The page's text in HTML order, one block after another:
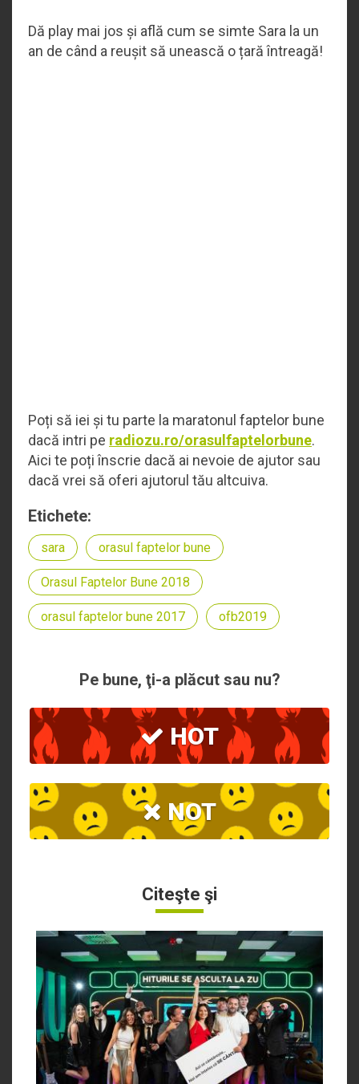
Dă play mai jos și află cum se simte Sara la un
an de când a reușit să unească o țară întreagă!
Poți să iei și tu parte la maratonul faptelor bune
dacă intri pe radiozu.ro/orasulfaptelorbune.
Aici te poți înscrie dacă ai nevoie de ajutor sau
dacă vrei să oferi ajutorul tău altcuiva.
Etichete:
sara orasul faptelor bune
Orasul Faptelor Bune 2018
orasul faptelor bune 2017 ofb2019
Pe bune, ţi-a plăcut sau nu?
HOT
NOT
Citeşte şi